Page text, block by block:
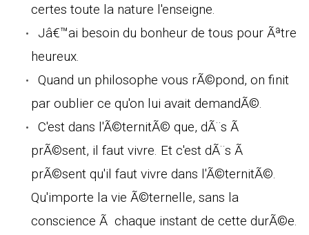
certes toute la nature l'enseigne.
Jâ€™ai besoin du bonheur de tous pour Ãªtre
heureux.
Quand un philosophe vous rÃ©pond, on finit
par oublier ce qu'on lui avait demandÃ©.
C'est dans l'Ã©ternitÃ© que, dÃ¨s Ã
prÃ©sent, il faut vivre. Et c'est dÃ¨s Ã
prÃ©sent qu'il faut vivre dans l'Ã©ternitÃ©.
Qu'importe la vie Ã©ternelle, sans la
conscience Ã chaque instant de cette durÃ©e.